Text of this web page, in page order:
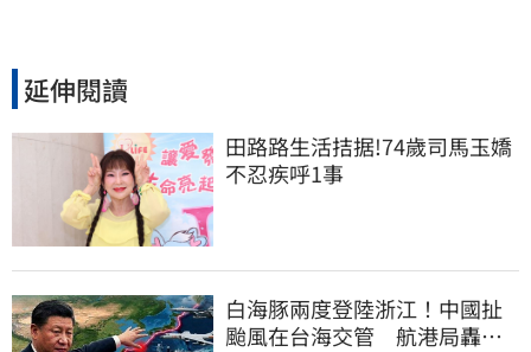
延伸閱讀
田路路生活拮据!74歲司馬玉嬌
不忍疾呼1事
白海豚兩度登陸浙江！中國扯
颱風在台海交管 航港局轟：